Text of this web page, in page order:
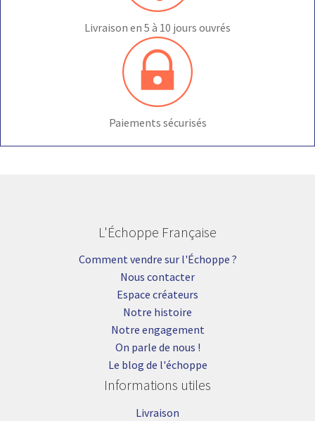
Livraison en 5 à 10 jours ouvrés
Paiements sécurisés
L'Échoppe Française
Comment vendre sur l'Échoppe ?
Nous contacter
Espace créateurs
Notre histoire
Notre engagement
On parle de nous !
Le blog de l'échoppe
Informations utiles
Livraison